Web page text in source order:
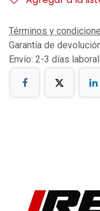
Términos y
Garantía de
Envío: 2-3 días